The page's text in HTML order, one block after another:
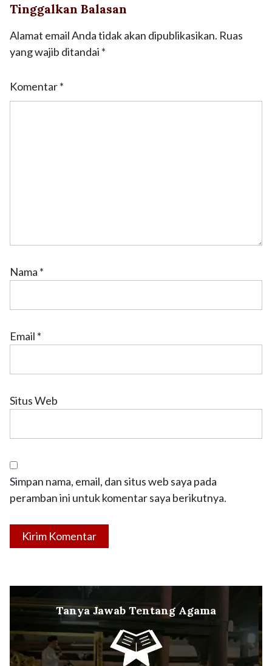
Tinggalkan Balasan
Alamat email Anda tidak akan dipublikasikan. Ruas
yang wajib ditandai *
Komentar*
Nama *
Email *
Situs Web
Simpan nama, email, dan situs web saya pada
peramban ini untuk komentar saya berikutnya.
Tanya Jawab Tentang Agama